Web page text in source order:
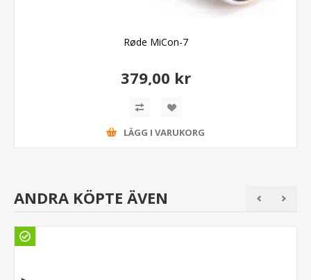
Røde MiCon-7
379,00 kr
LÄGG I VARUKORG
ANDRA KÖPTE ÄVEN